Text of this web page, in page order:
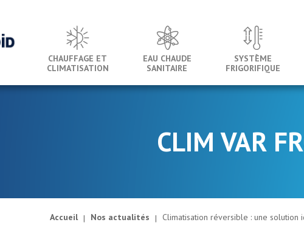
CHAUFFAGE ET
CLIMATISATION
EAU CHAUDE
SANITAIRE
SYSTÈME
FRIGORIFIQUE
CLIM VAR
Accueil Nos actualités Climatisation réversible : une solution